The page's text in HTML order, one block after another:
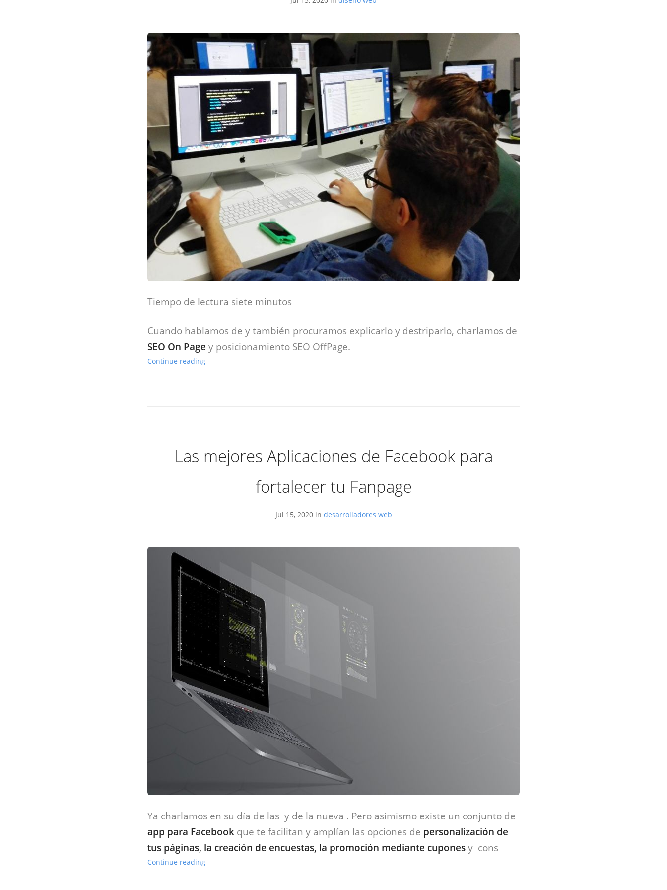
Tiempo de lectura siete minutos
Cuando hablamos de y también procuramos explicarlo y destriparlo, charlamos de
SEO On Page y posicionamiento SEO OffPage.
Continue reading
Las mejores Aplicaciones de Facebook para
fortalecer tu Fanpage
Jul 15, 2020 in desarrolladores web
Ya charlamos en su día de las y de la nueva . Pero asimismo existe un conjunto de
app para Facebook que te facilitan y amplían las opciones de personalización de
tus páginas, la creación de encuestas, la promoción mediante cuponesy cons
Continue reading